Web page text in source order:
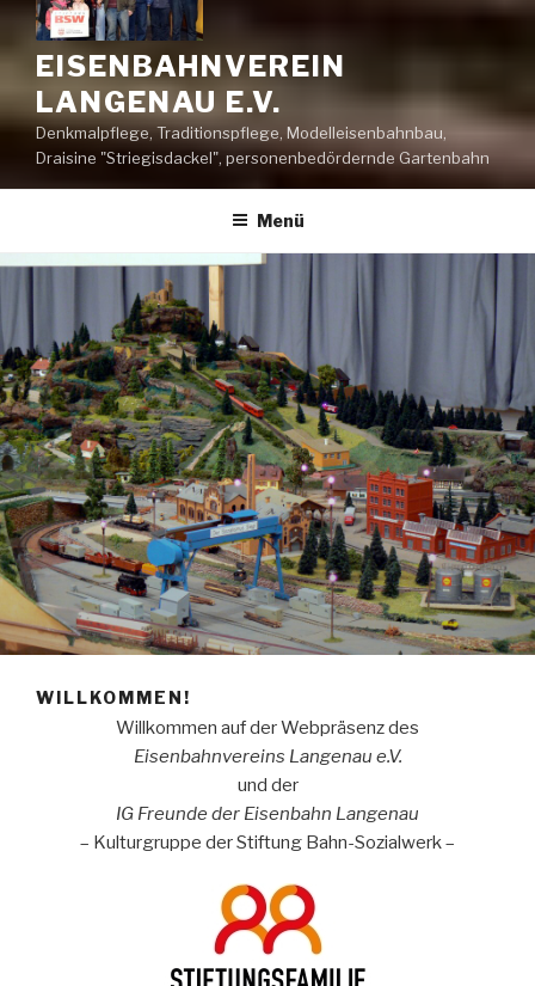
EISENBAHNVEREIN
LANGENAU E.V.
Denkmalpflege, Traditionspflege, Modelleisenbahnbau,
Draisine "Striegisdackel", personenbedördernde Gartenbahn
Menü
WILLKOMMEN!
Willkommen auf der Webpräsenz des
Eisenbahnvereins Langenau e.V.
und der
IG Freunde der Eisenbahn Langenau
– Kulturgruppe der Stiftung Bahn-Sozialwerk –